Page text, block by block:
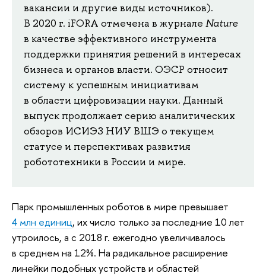
вакансии и другие виды источников).
В 2020 г. iFORA отмечена в журнале Nature
в качестве эффективного инструмента
поддержки принятия решений в интересах
бизнеса и органов власти. ОЭСР относит
систему к успешным инициативам
в области цифровизации науки. Данный
выпуск продолжает серию аналитических
обзоров ИСИЭЗ НИУ ВШЭ о текущем
статусе и перспективах развития
робототехники в России и мире.
Парк промышленных роботов в мире превышает
4 млн единиц, их число только за последние 10 лет
утроилось, а с 2018 г. ежегодно увеличивалось
в среднем на 12%. На радикальное расширение
линейки подобных устройств и областей